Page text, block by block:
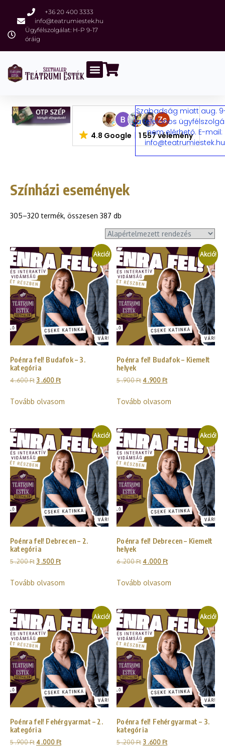
+36 20 400 3333
info@teatrumiestek.hu
Ügyfélszolgálat: H-P 9-17
óráig
4.8 Google 1 557 vélemény
Szabadság miatt aug.
a telefonos
nem elérhető. E-mail:
info@teatrumiestek.hu
Színházi események
305–320 termék, összesen 387 db
Akció!
Poénra fel! Budafok – 3.
kategória
4 .600Ft 3 .600 Ft
Tovább olvasom
Akció!
Poénra fel! Budafok – Kiemelt
helyek
5 .900Ft 4 .900 Ft
Tovább olvasom
Akció!
Poénra fel! Debrecen – 2.
kategória
5 .200Ft 3 .500 Ft
Tovább olvasom
Akció!
Poénra fel! Debrecen – Kiemelt
helyek
6 .200Ft 4 .000 Ft
Tovább olvasom
Akció!
Poénra fel! Fehérgyarmat – 2.
kategória
5 .900Ft 4 .000 Ft
Akció!
Poénra fel! Fehérgyarmat – 3.
kategória
5 .200Ft 3 .600 Ft